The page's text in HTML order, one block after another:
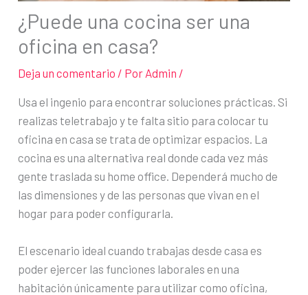
¿Puede una cocina ser una
oficina en casa?
Deja un comentario / Por Admin /
Usa el ingenio para encontrar soluciones prácticas. Si
realizas teletrabajo y te falta sitio para colocar tu
oficina en casa se trata de optimizar espacios. La
cocina es una alternativa real donde cada vez más
gente traslada su home office. Dependerá mucho de
las dimensiones y de las personas que vivan en el
hogar para poder configurarla.
El escenario ideal cuando trabajas desde casa es
poder ejercer las funciones laborales en una
habitación únicamente para utilizar como oficina,